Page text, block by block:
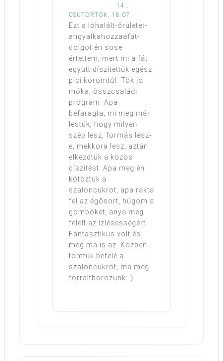
14.,
CSÜTÖRTÖK, 18:07
Ezt a lóhalált-őrületet-
angyalkahozzaafát-
dolgot én sose
értettem, mert mi a fát
együtt díszítettük egész
pici koromtól. Tök jó
móka, összcsaládi
program. Apa
befaragta, mi meg már
lestük, hogy milyen
szép lesz, formás lesz-
e, mekkora lesz, aztán
elkezdtük a közös
díszítést. Apa meg én
kötöztük a
szaloncukrot, apa rakta
fel az égősort, húgom a
gömböket, anya meg
felelt az ízlésességért.
Fantasztikus volt és
még ma is az. Közben
tömtük befelé a
szaloncukrot, ma meg
forraltborozunk:-)